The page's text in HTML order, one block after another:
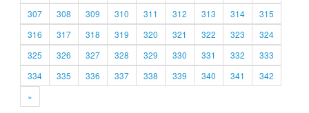
307
308 309 310 311 312 313 314
315
316
317 318 319 320 321 322 323
324
325
326 327 328 329 330 331 332
333
334
335 336 337 338 339 340 341
342
»